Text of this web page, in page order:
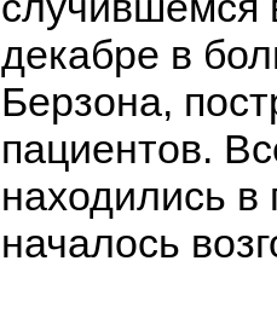
декабре в
Берзона,
пациентов.
находились в
началось